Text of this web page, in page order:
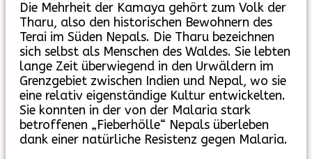
Die Mehrheit der Kamaya gehört zum Volk der
Tharu, also den historischen Bewohnern des
Terai im Süden Nepals. Die Tharu bezeichnen
sich selbst als Menschen des Waldes. Sie lebten
lange Zeit überwiegend in den Urwäldern im
Grenzgebiet zwischen Indien und Nepal, wo sie
eine relativ eigenständige Kultur entwickelten.
Sie konnten in der von der Malaria stark
betroffenen „Fieberhölle“ Nepals überleben
dank einer natürliche Resistenz gegen Malaria.